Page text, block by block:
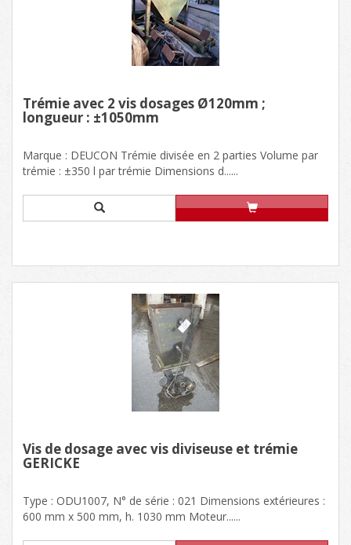
Trémie avec 2 vis dosages Ø120mm ;
longueur : ±1050mm
Marque : DEUCON Trémie divisée en 2 parties Volume par
trémie : ±350 l par trémie Dimensions d......
Vis de dosage avec vis diviseuse et trémie
GERICKE
Type : ODU1007, N° de série : 021 Dimensions extérieures :
600 mm x 500 mm, h. 1030 mm Moteur......